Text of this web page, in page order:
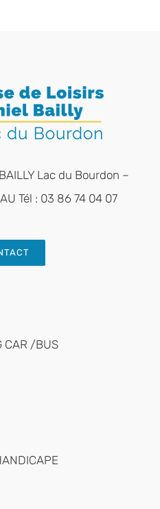
Lac du Bourdon –
Tél : 03 86 74 04 07
CAR /BUS